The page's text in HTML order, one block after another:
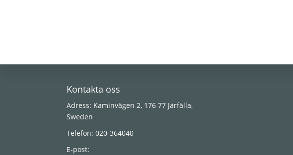
Kontakta oss
Adress: Kaminvägen 2, 176 77 Järfälla,
Sweden
Telefon: 020-364040
E-post: